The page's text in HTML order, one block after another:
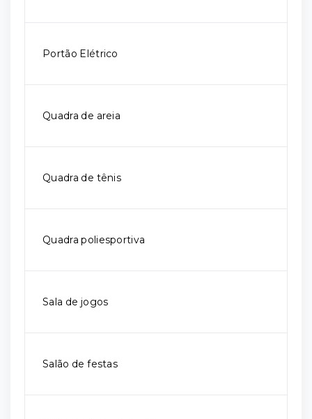
Portão Elétrico
Quadra de areia
Quadra de tênis
Quadra poliesportiva
Sala de jogos
Salão de festas